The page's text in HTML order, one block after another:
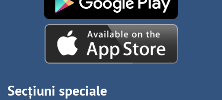
Secțiuni speciale